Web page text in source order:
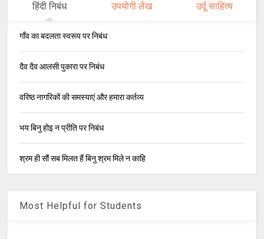
हिंदी निबंध उपयोगी लेख उर्दू साहित्य
गाँव का बदलता स्वरूप पर निबंध
दैव दैव आलसी पुकारा पर निबंध
वरिष्ठ नागरिकों की समस्याएं और हमारा कर्तव्य
भय बिनु होइ न प्रीति पर निबंध
श्रम ही सौं सब मिलत हैं बिनु श्रम मिले न काहि
Most Helpful for Students